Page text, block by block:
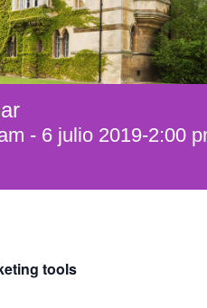
- 6 julio 2019-2:00
tools